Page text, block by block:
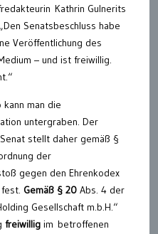
Kathrin Gulnerits
Senatsbeschluss habe
Veröffentlichung des
– und ist freiwillig.
kann man die
untergraben. Der
stellt daher gemäß §
der
gegen den Ehrenkodex
Gemäß § 20 Abs. 4 der
Gesellschaft m.b.H.“
freiwillig im betroffenen